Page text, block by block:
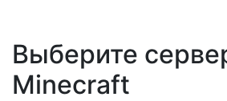
Выберите
Minecraft